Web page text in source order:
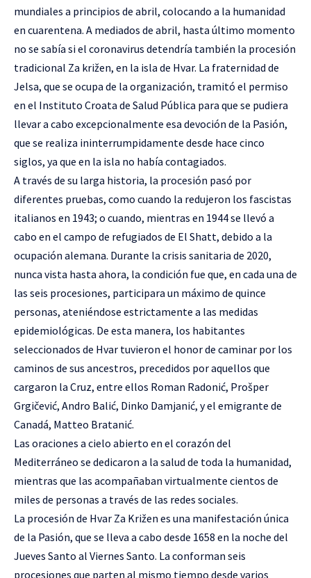
mundiales a principios de abril, colocando a la humanidad
en cuarentena. A mediados de abril, hasta último momento
no se sabía si el coronavirus detendría también la procesión
tradicional Za križen, en la isla de Hvar. La fraternidad de
Jelsa, que se ocupa de la organización, tramitó el permiso
en el Instituto Croata de Salud Pública para que se pudiera
llevar a cabo excepcionalmente esa devoción de la Pasión,
que se realiza ininterrumpidamente desde hace cinco
siglos, ya que en la isla no había contagiados.
A través de su larga historia, la procesión pasó por
diferentes pruebas, como cuando la redujeron los fascistas
italianos en 1943; o cuando, mientras en 1944 se llevó a
cabo en el campo de refugiados de El Shatt, debido a la
ocupación alemana. Durante la crisis sanitaria de 2020,
nunca vista hasta ahora, la condición fue que, en cada una de
las seis procesiones, participara un máximo de quince
personas, ateniéndose estrictamente a las medidas
epidemiológicas. De esta manera, los habitantes
seleccionados de Hvar tuvieron el honor de caminar por los
caminos de sus ancestros, precedidos por aquellos que
cargaron la Cruz, entre ellos Roman Radonić, Prošper
Grgičević, Andro Balić, Dinko Damjanić, y el emigrante de
Canadá, Matteo Bratanić.
Las oraciones a cielo abierto en el corazón del
Mediterráneo se dedicaron a la salud de toda la humanidad,
mientras que las acompañaban virtualmente cientos de
miles de personas a través de las redes sociales.
La procesión de Hvar Za Križen es una manifestación única
de la Pasión, que se lleva a cabo desde 1658 en la noche del
Jueves Santo al Viernes Santo. La conforman seis
procesiones que parten al mismo tiempo desde varios